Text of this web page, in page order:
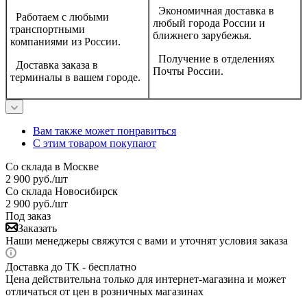
Работаем с любыми
транспортными
компаниями из России.
Доставка заказа в
терминалы в вашем городе.
Экономичная доставка в
любый города России и
ближнего зарубежья.
Получение в отделениях
Почты России.
Вам также может понравиться
С этим товаром покупают
Со склада в Москве
2 900 руб./шт
Со склада Новосибирск
2 900 руб./шт
Под заказ
Заказать
Наши менеджеры свяжутся с вами и уточнят условия заказа
Доставка до ТК - бесплатно
Цена действительна только для интернет-магазина и может
отличаться от цен в розничных магазинах